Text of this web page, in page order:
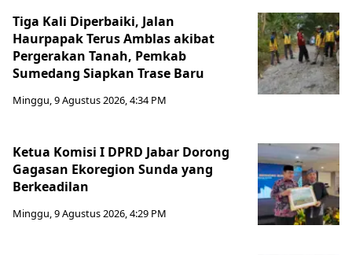
Tiga Kali Diperbaiki, Jalan
Haurpapak Terus Amblas akibat
Pergerakan Tanah, Pemkab
Sumedang Siapkan Trase Baru
Minggu, 9 Agustus 2026, 4:34 PM
Ketua Komisi I DPRD Jabar Dorong
Gagasan Ekoregion Sunda yang
Berkeadilan
Minggu, 9 Agustus 2026, 4:29 PM